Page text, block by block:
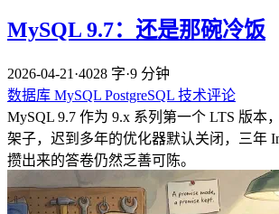
MySQL 9.7：还是那碗冷饭
2026-04-21 ·4028 字·9 分钟
数据库 MySQL PostgreSQL 技术评论
MySQL 9.7 作为 9.x 系列第一个 LTS 版本
架子，迟到多年的优化器默认关闭，三年
攒出来的答卷仍然乏善可陈。